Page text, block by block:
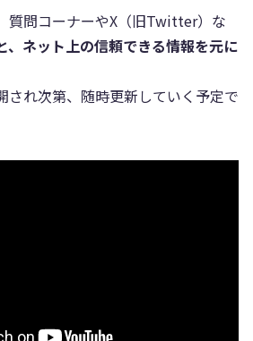
質問コーナーやX（旧Twitter）な
、ネット上の信頼できる情報を元に
され次第、随時更新していく予定で